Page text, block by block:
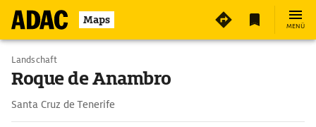
Maps MENÜ
Landschaft
Roque de Anambro
Santa Cruz de Tenerife